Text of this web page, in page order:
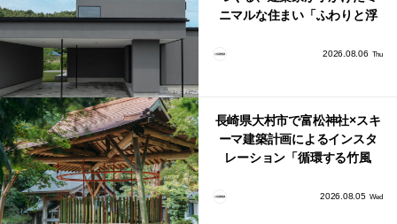
ニマルな住まい「ふわりと浮
2026.08.06 Thu
長崎県大村市で富松神社×スキ
ーマ建築計画によるインスタ
レーション「循環する竹風
2026.08.05 Wed